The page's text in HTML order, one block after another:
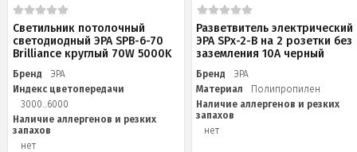
Светильник потолочный
светодиодный ЭРА SPB-6-70
Brilliance круглый 70W 5000K
Бренд
ЭРА
Индекс цветопередачи
3000...6000
Наличие аллергенов и резких
запахов
нет
Разветвитель электрический
ЭРА SPx-2-B на 2 розетки без
заземления 10А черный
Бренд
ЭРА
Материал
Полипропилен
Наличие аллергенов и резких
запахов
нет